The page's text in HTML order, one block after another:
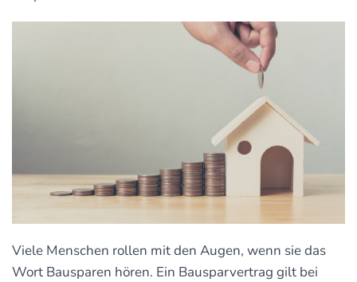
Viele Menschen rollen mit den Augen, wenn sie das
Wort Bausparen hören. Ein Bausparvertrag gilt bei